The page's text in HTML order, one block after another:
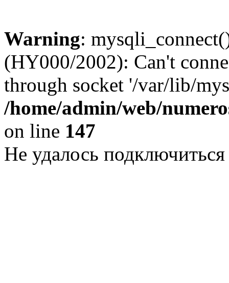
Warning:
(HY000/2002): Can't
through socket '/var/lib/
/home/admin/web/
on line 147
Не удалось